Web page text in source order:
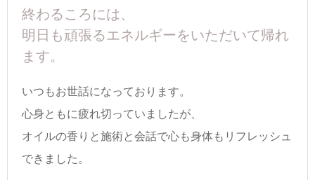
終わるころには、
明日も頑張るエネルギーをいただいて帰れ
ます。
いつもお世話になっております。
心身ともに疲れ切っていましたが、
オイルの香りと施術と会話で心も身体もリフレッシュ
できました。